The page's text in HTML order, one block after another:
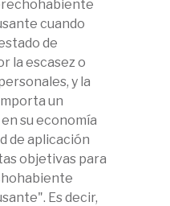
cuando
de
la escasez o
y la
un
su economía
de aplicación
objetivas para
Es decir,